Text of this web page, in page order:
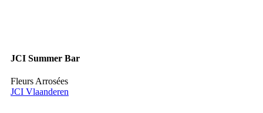
JCI Summer Bar
Fleurs Arrosées
JCI Vlaanderen